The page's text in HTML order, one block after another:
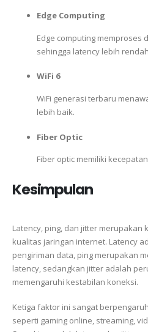
Edge Computing
Edge computing memproses
sehingga latency lebih
WiFi 6
WiFi generasi terbaru
lebih baik.
Fiber Optic
Fiber optic memiliki
Kesimpulan
Latency, ping, dan jitter merupakan
kualitas jaringan internet. Latency
pengiriman data, ping merupakan
latency, sedangkan jitter adalah
memengaruhi kestabilan koneksi.
Ketiga faktor ini sangat
seperti gaming online, streaming,